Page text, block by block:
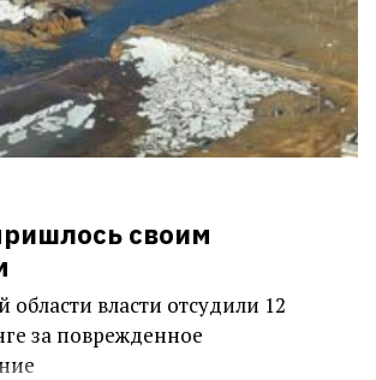
своим
власти отсудили 12
за поврежденное